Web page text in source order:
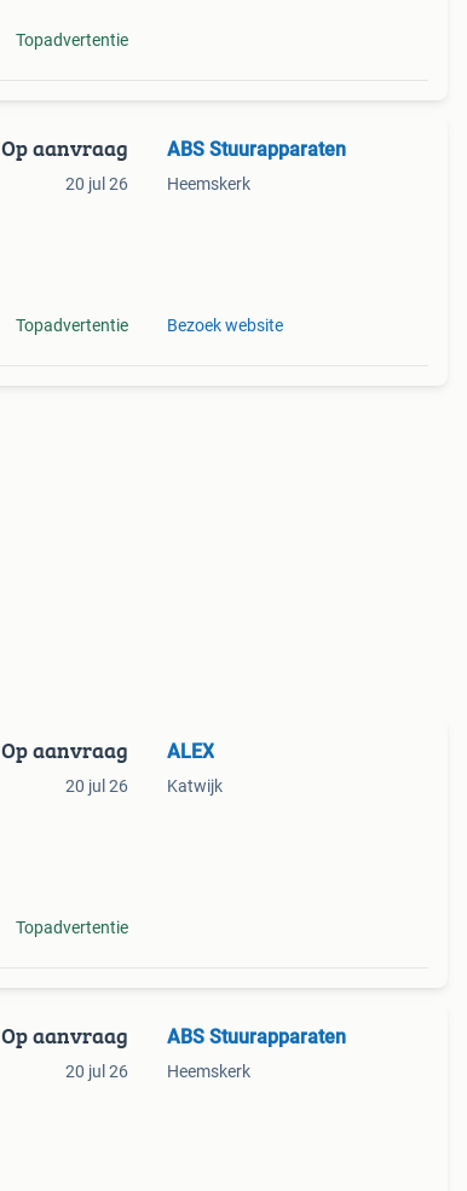
Topadvertentie
Op aanvraag
20 jul 26
Topadvertentie
ABS Stuurapparaten
Heemskerk
Bezoek website
Op aanvraag
20 jul 26
Topadvertentie
ALEX
Katwijk
Op aanvraag
20 jul 26
ABS Stuurapparaten
Heemskerk